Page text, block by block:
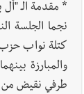
* مقدمة الـ
نجما الجلسة
كتلة نواب حزب
والمبارزة
طرفي نقيض